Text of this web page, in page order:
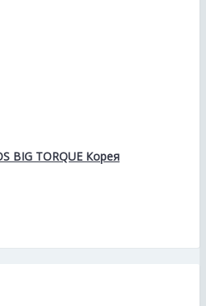
BIG TORQUE Корея